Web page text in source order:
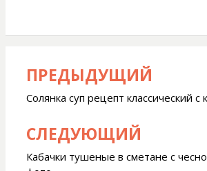
Навигация
по
записям
ПРЕДЫДУЩИЙ
Солянка суп рецепт классический с
СЛЕДУЮЩИЙ
Кабачки тушеные в сметане с